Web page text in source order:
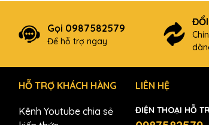
Gọi 0987582579
Để hỗ trợ ngay
HỖ TRỢ KHÁCH HÀNG
Kênh Youtube chia sẻ
LIÊN HỆ
ĐIỆN THOẠI HỖ